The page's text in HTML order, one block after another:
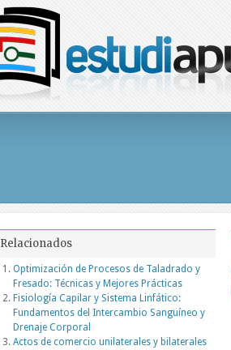
Relacionados
Optimización de Procesos de Taladrado y
Fresado: Técnicas y Mejores Prácticas
Fisiología Capilar y Sistema Linfático:
Fundamentos del Intercambio Sanguíneo y
Drenaje Corporal
Actos de comercio unilaterales y bilaterales